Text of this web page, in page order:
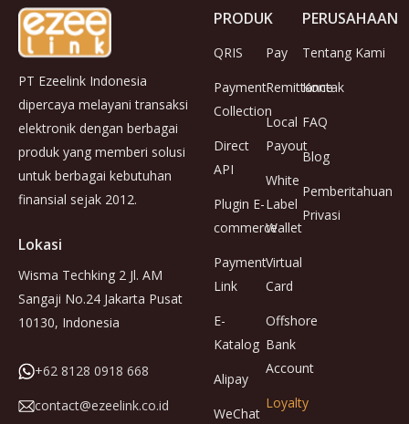
PT Ezeelink Indonesia
dipercaya melayani transaksi
elektronik dengan berbagai
produk yang memberi solusi
untuk berbagai kebutuhan
finansial sejak 2012.
Lokasi
Wisma Techking 2 Jl. AM
Sangaji No.24 Jakarta Pusat
10130, Indonesia
+62 8128 0918 668
contact@ezeelink.co.id
PRODUK
QRIS
Payment
Collection
Direct
API
Plugin E-
commerce
Payment
Link
E-
Katalog
Alipay
WeChat
Pay
Remittance
Local
Payout
White
Label
Wallet
Virtual
Card
Offshore
Bank
Account
Loyalty
PERUSAHAAN
Tentang Kami
Kontak
FAQ
Blog
Pemberitahuan
Privasi